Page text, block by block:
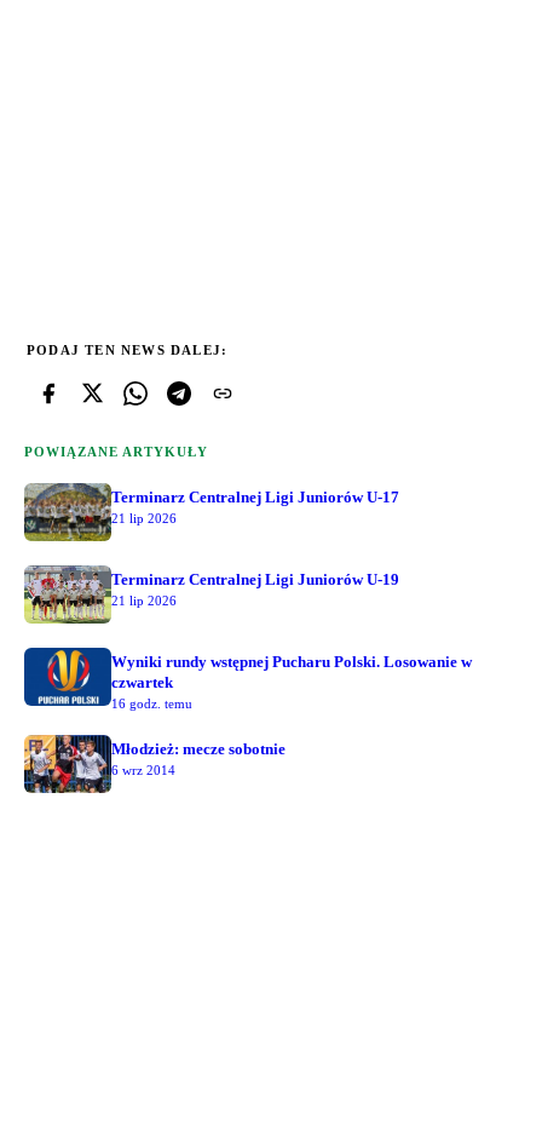
PODAJ TEN NEWS DALEJ:
POWIĄZANE ARTYKUŁY
Terminarz Centralnej Ligi Juniorów U-17
21 lip 2026
Terminarz Centralnej Ligi Juniorów U-19
21 lip 2026
Wyniki rundy wstępnej Pucharu Polski. Losowanie w
czwartek
16 godz. temu
Młodzież: mecze sobotnie
6 wrz 2014